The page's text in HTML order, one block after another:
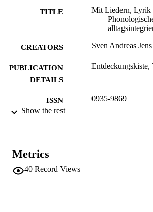
TITLE
Mit Liedern, Lyrik
CREATORS Sven Andreas
PUBLICATION
DETAILS
ISSN 0935-9869
PUBLISHER
NUMBER OF
Show the rest
Metrics
40 Record Views